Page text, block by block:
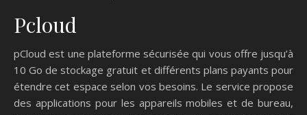
Pcloud
pCloud est une plateforme sécurisée qui vous offre jusqu’à
10 Go de stockage gratuit et différents plans payants pour
étendre cet espace selon vos besoins. Le service propose
des applications pour les appareils mobiles et de bureau,